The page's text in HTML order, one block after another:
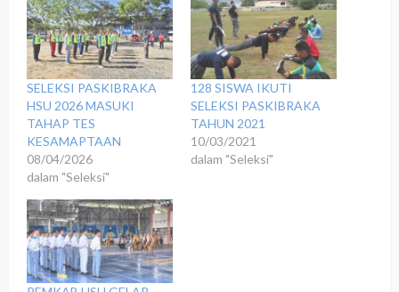
‎SELEKSI PASKIBRAKA
HSU 2026 MASUKI
TAHAP TES
KESAMAPTAAN
08/04/2026
dalam "Seleksi"
128 SISWA IKUTI
SELEKSI PASKIBRAKA
TAHUN 2021
10/03/2021
dalam "Seleksi"